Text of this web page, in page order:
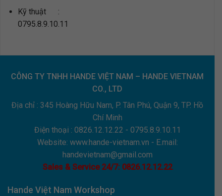
Kỹ thuật :
0795.8.9.10.11
CÔNG TY TNHH HANDE VIỆT NAM – HANDE VIETNAM
CO., LTD
Địa chỉ : 345 Hoàng Hữu Nam, P. Tân Phú, Quận 9, TP. Hồ
Chí Minh
Điện thoại : 0826.12.12.22 - 0795.8.9.10.11
Website: www.hande-vietnam.vn - E.mail:
handevietnam@gmail.com
Sales & Service 24/7: 0826.12.12.22
Hande Việt Nam Workshop